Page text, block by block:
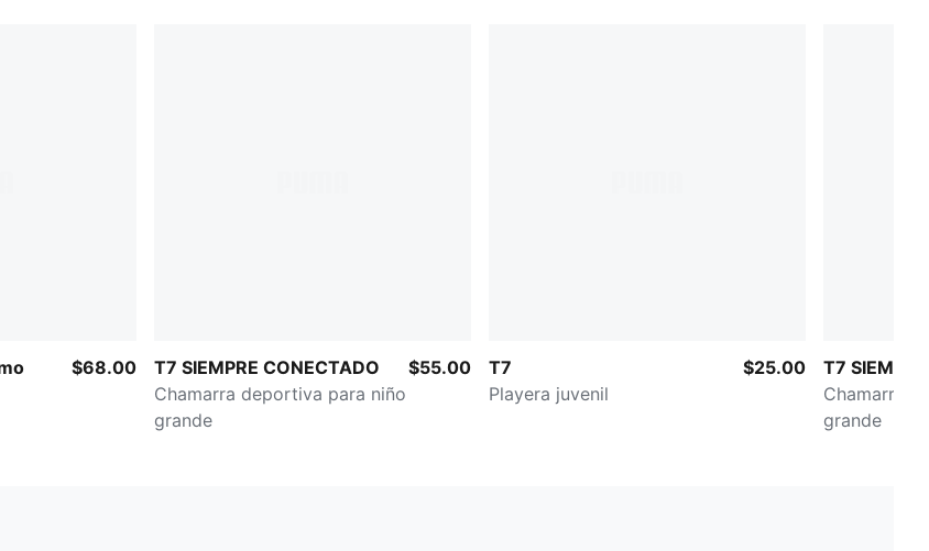
$68.00
T7 SIEMPRE CONECTADO
Chamarra deportiva para niño
grande
$55.00
T7
Playera juvenil
$25.00
T7
Chamarra
grande